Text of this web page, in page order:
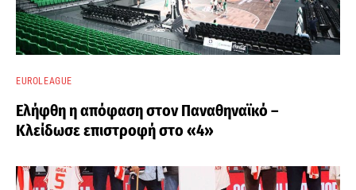
EUROLEAGUE
Ελήφθη η απόφαση στον Παναθηναϊκό –
Κλείδωσε επιστροφή στο «4»